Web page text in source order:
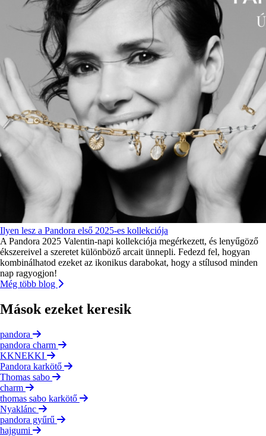
Ilyen lesz a Pandora első 2025-es kollekciója
A Pandora 2025 Valentin-napi kollekciója megérkezett, és lenyűgöző
ékszereivel a szeretet különböző arcait ünnepli. Fedezd fel, hogyan
kombinálhatod ezeket az ikonikus darabokat, hogy a stílusod minden
nap ragyogjon!
Még több blog
Mások ezeket keresik
pandora
pandora charm
KKNEKKI
Pandora karkötő
Thomas sabo
charm
thomas sabo karkötő
Nyaklánc
pandora gyűrű
hajgumi